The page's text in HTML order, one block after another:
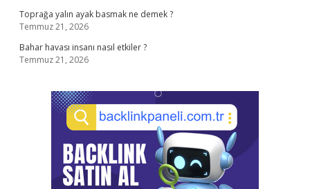
Toprağa yalın ayak basmak ne demek ?
Temmuz 21, 2026
Bahar havası insanı nasıl etkiler ?
Temmuz 21, 2026